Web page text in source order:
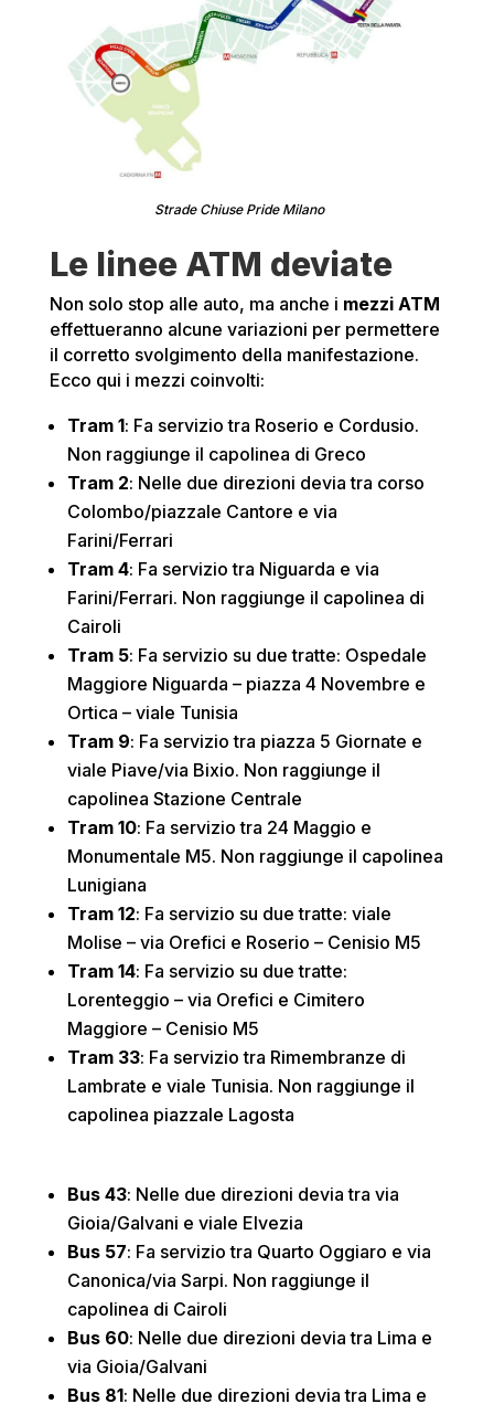
Strade Chiuse Pride Milano
Le linee ATM deviate
Non solo stop alle auto, ma anche i mezzi ATM
effettueranno alcune variazioni per permettere
il corretto svolgimento della manifestazione.
Ecco qui i mezzi coinvolti:
Tram 1: Fa servizio tra Roserio e Cordusio.
Non raggiunge il capolinea di Greco
Tram 2: Nelle due direzioni devia tra corso
Colombo/piazzale Cantore e via
Farini/Ferrari
Tram 4: Fa servizio tra Niguarda e via
Farini/Ferrari. Non raggiunge il capolinea di
Cairoli
Tram 5: Fa servizio su due tratte: Ospedale
Maggiore Niguarda – piazza 4 Novembre e
Ortica – viale Tunisia
Tram 9: Fa servizio tra piazza 5 Giornate e
viale Piave/via Bixio. Non raggiunge il
capolinea Stazione Centrale
Tram 10: Fa servizio tra 24 Maggio e
Monumentale M5. Non raggiunge il capolinea
Lunigiana
Tram 12: Fa servizio su due tratte: viale
Molise – via Orefici e Roserio – Cenisio M5
Tram 14: Fa servizio su due tratte:
Lorenteggio – via Orefici e Cimitero
Maggiore – Cenisio M5
Tram 33: Fa servizio tra Rimembranze di
Lambrate e viale Tunisia. Non raggiunge il
capolinea piazzale Lagosta
Bus 43: Nelle due direzioni devia tra via
Gioia/Galvani e viale Elvezia
Bus 57: Fa servizio tra Quarto Oggiaro e via
Canonica/via Sarpi. Non raggiunge il
capolinea di Cairoli
Bus 60: Nelle due direzioni devia tra Lima e
via Gioia/Galvani
Bus 81: Nelle due direzioni devia tra Lima e